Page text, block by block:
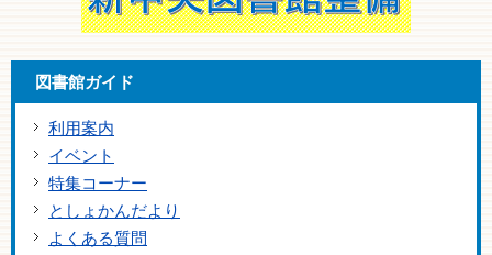
図書館ガイド
利用案内
イベント
特集コーナー
としょかんだより
よくある質問